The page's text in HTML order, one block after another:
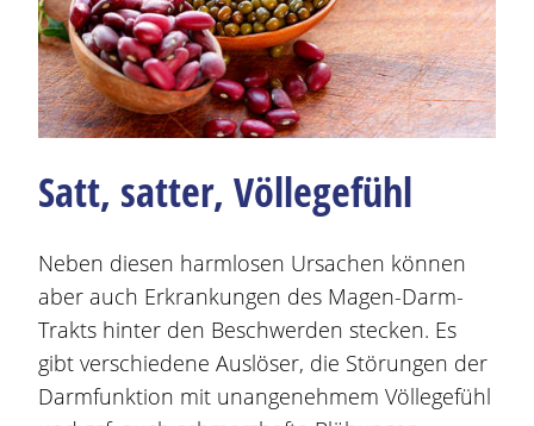
Satt, satter, Völlegefühl
Neben diesen harmlosen Ursachen können
aber auch Erkrankungen des Magen-Darm-
Trakts hinter den Beschwerden stecken. Es
gibt verschiedene Auslöser, die Störungen der
Darmfunktion mit unangenehmem Völlegefühl